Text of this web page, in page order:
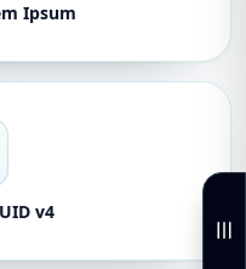
Ipsum
v4